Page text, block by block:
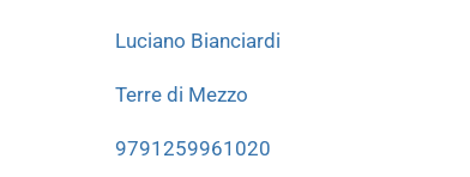
Luciano Bianciardi
Terre di Mezzo
9791259961020